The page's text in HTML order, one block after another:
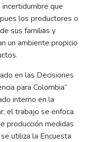
que
los productores o
sus familias y
un ambiente propicio
en las Decisiones
para Colombia”
interno en la
el trabajo se enfoca
producción medidas
utiliza la Encuesta